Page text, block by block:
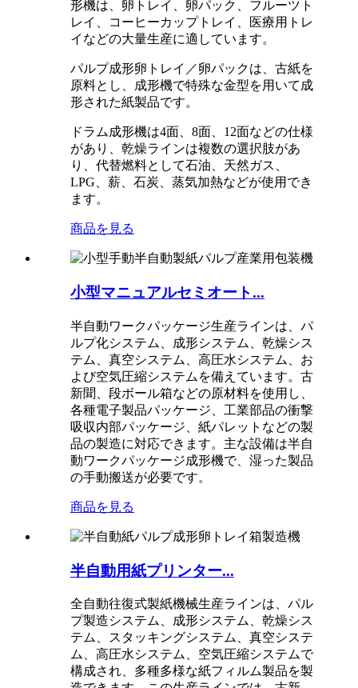
形機は、卵トレイ、卵パック、フルーツト
レイ、コーヒーカップトレイ、医療用トレ
イなどの大量生産に適しています。
パルプ成形卵トレイ／卵パックは、古紙を
原料とし、成形機で特殊な金型を用いて成
形された紙製品です。
ドラム成形機は4面、8面、12面などの仕様
があり、乾燥ラインは複数の選択肢があ
り、代替燃料として石油、天然ガス、
LPG、薪、石炭、蒸気加熱などが使用でき
ます。
商品を見る
小型マニュアルセミオート...
半自動ワークパッケージ生産ラインは、パ
ルプ化システム、成形システム、乾燥シス
テム、真空システム、高圧水システム、お
よび空気圧縮システムを備えています。古
新聞、段ボール箱などの原材料を使用し、
各種電子製品パッケージ、工業部品の衝撃
吸収内部パッケージ、紙パレットなどの製
品の製造に対応できます。主な設備は半自
動ワークパッケージ成形機で、湿った製品
の手動搬送が必要​​です。
商品を見る
半自動用紙プリンター...
全自動往復式製紙機械生産ラインは、パル
プ製造システム、成形システム、乾燥シス
テム、スタッキングシステム、真空システ
ム、高圧水システム、空気圧縮システムで
構成され、多種多様な紙フィルム製品を製